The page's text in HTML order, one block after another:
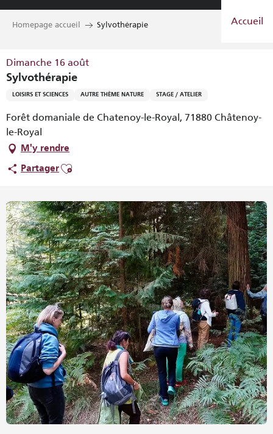
Aller
Accueil
Homepage accueil Sylvothérapie
Dimanche 16 août
Sylvothérapie
LOISIRS ET SCIENCES AUTRE THÈME NATURE STAGE / ATELIER
Forêt domaniale de Chatenoy-le-Royal, 71880 Châtenoy-
le-Royal
M'y rendre
PartagerAjouter aux favoris